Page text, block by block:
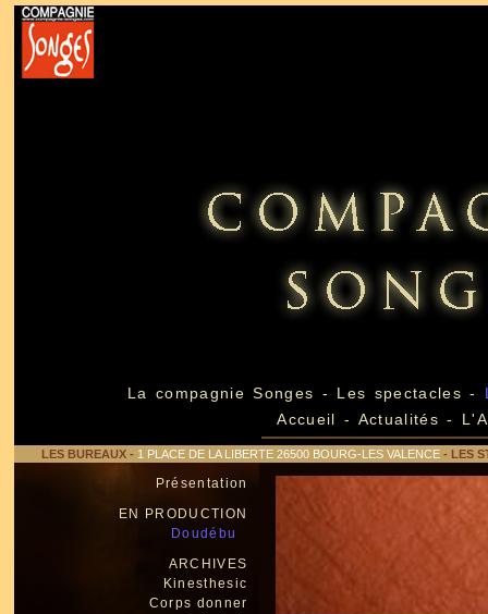
La compagnie Songes - Les spectacles-
Accueil - Actualités -
LES BUREAUX- 1 PLACE DE LA LIBERTE 26500 BOURG-LES VALENCE- LES
Présentation
EN PRODUCTION
Doudébu
ARCHIVES
Kinesthesic
Corps donner